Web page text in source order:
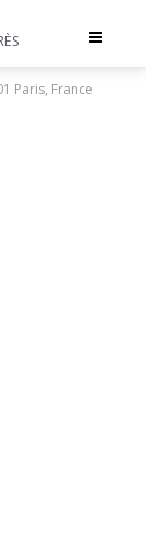
Toggle
Paris, France